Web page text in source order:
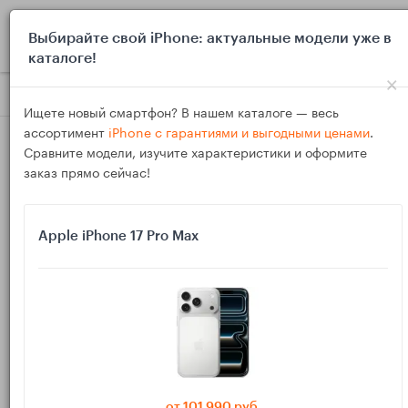
Блог Инструкции Детский Apple Watch без iPhone:
06
Детский Apple Watch без iPhone: Family Setup,
Выбирайте свой iPhone: актуальные модели уже в
каталоге!
×
Ищете новый смартфон? В нашем каталоге — весь
ассортимент iPhone с гарантиями и выгодными ценами.
Сравните модели, изучите характеристики и оформите
заказ прямо сейчас!
Apple iPhone 17 Pro Max